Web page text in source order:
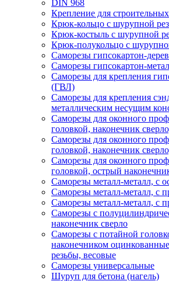
DIN 968
Крепление для
Крюк-кольцо с шурупной
Крюк-костыль с шурупной
Крюк-полукольцо с
Саморезы гипсокартон-
Саморезы гипсокартон-
Саморезы для крепления
(ГВЛ)
Саморезы для крепления
металлическим несущим
Саморезы для оконного
головкой, наконечник
Саморезы для оконного
головкой, наконечник
Саморезы для оконного
головкой, острый
Саморезы металл-металл, с
Саморезы металл-металл, с
Саморезы металл-металл, с
Саморезы с
наконечник сверло
Саморезы с потайной
наконечником
резьбы, весовые
Саморезы универсальные
Шуруп для бетона (нагель)